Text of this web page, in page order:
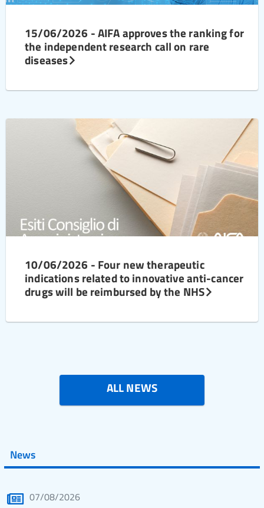
15/06/2026 - AIFA approves the ranking for
the independent research call on rare
diseases
10/06/2026 - Four new therapeutic
indications related to innovative anti-cancer
drugs will be reimbursed by the NHS
ALL NEWS
News
07/08/2026